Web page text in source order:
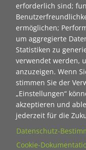
erforderlich sind;
ermöglichen;
um aggregierte
Statistiken zu
verwendet werden,
anzuzeigen. Wenn
stimmen Sie der
„Einstellungen“
akzeptieren und
jederzeit für die
Datenschutz-
Cookie-
Unser Newsletter
über die Aktivitäten
Bürgerbahnhofs
einem Server in
an Dritte
Abmeldung erfolgen
Newsletter" im Betreff.
Hier geht's zum
"Ecken wecken":
als pdf